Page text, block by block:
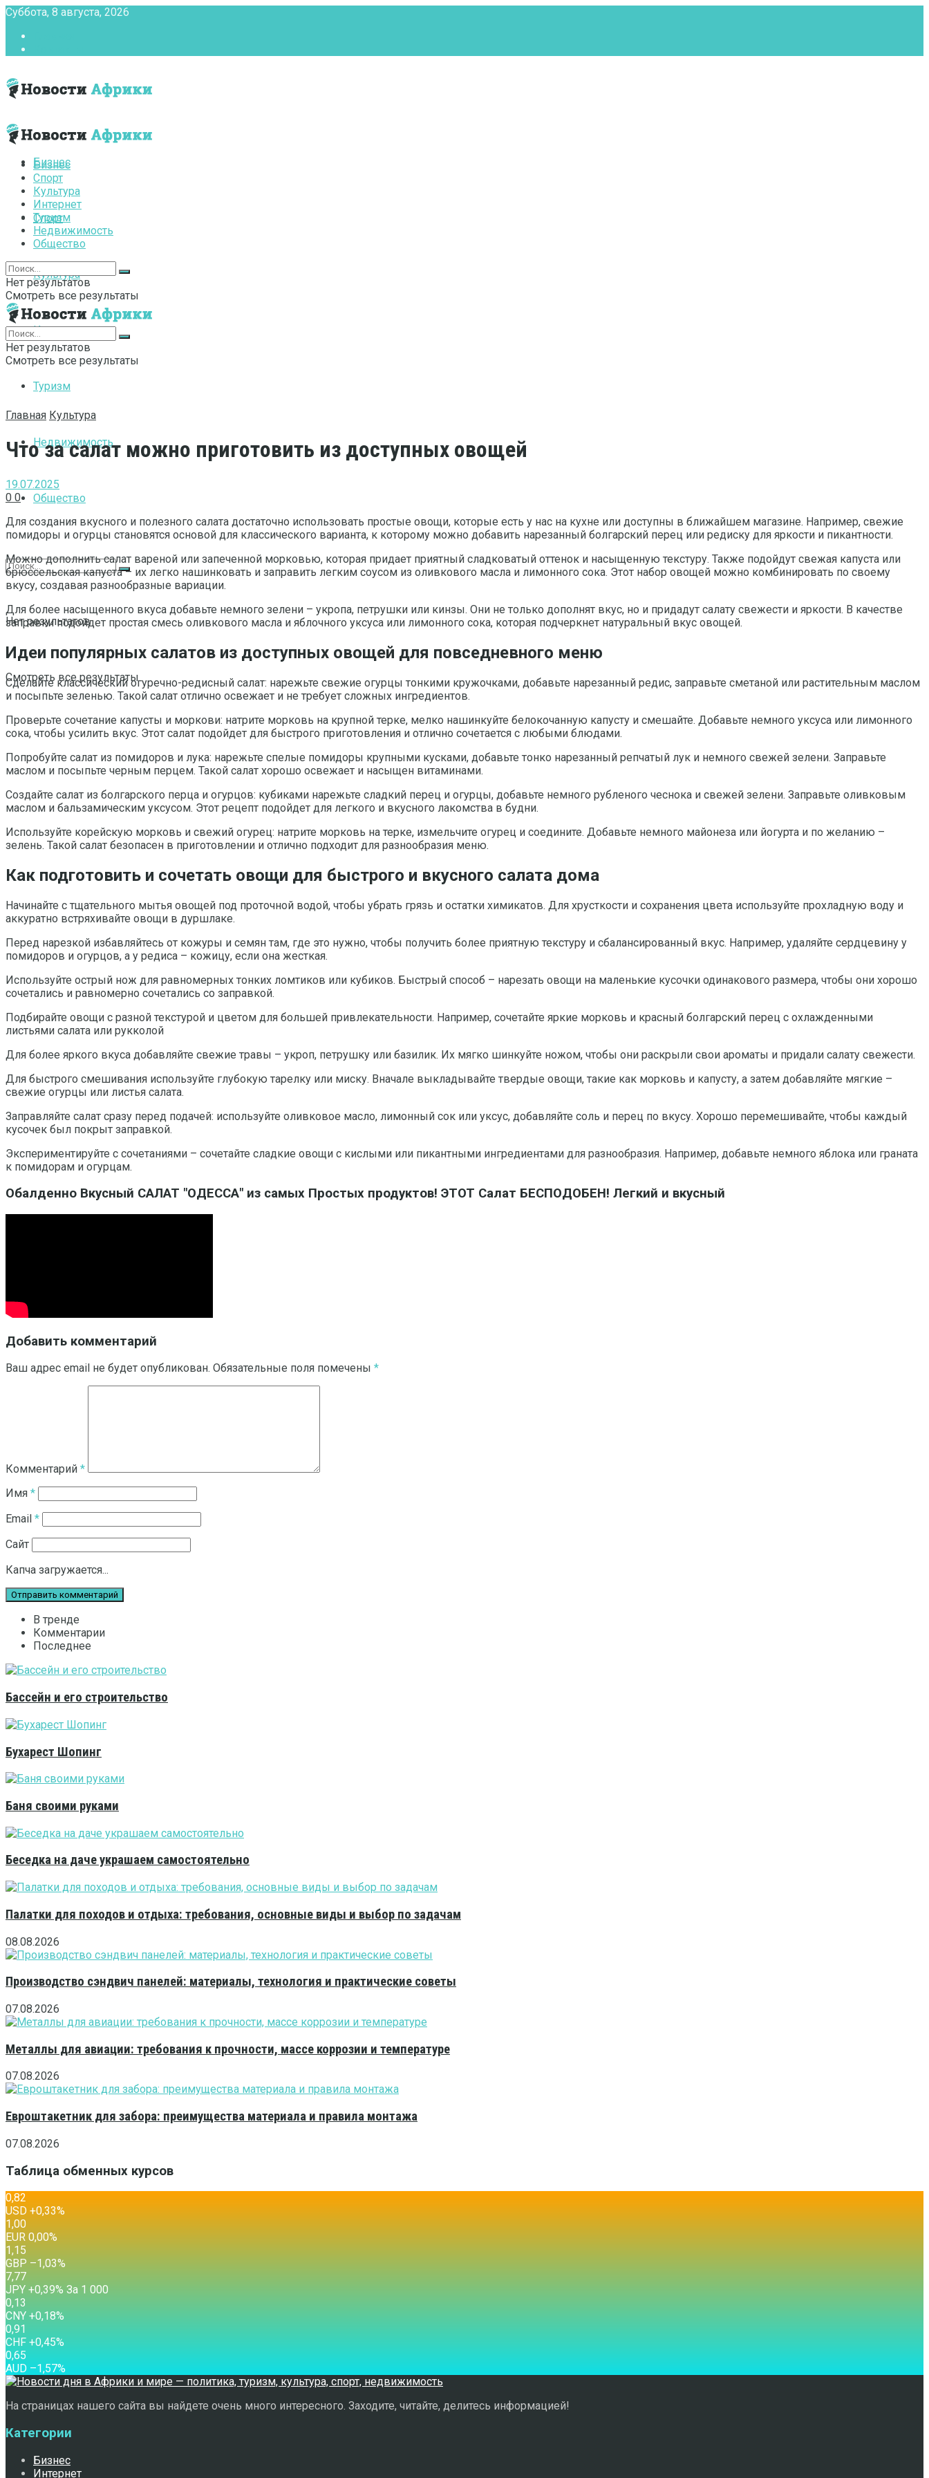
Суббота, 8 августа, 2026
Бизнес
Спорт
Культура
Интернет
Туризм
Недвижимость
Общество
Нет результатов
Смотреть все результаты
Бизнес
Спорт
Культура
Интернет
Туризм
Недвижимость
Общество
Нет результатов
Смотреть все результаты
Нет результатов
Смотреть все результаты
Главная Культура
Что за салат можно приготовить из доступных овощей
19.07.2025
0 0
Для создания вкусного и полезного салата достаточно использовать простые овощи, которые есть у нас на кухне или доступны в ближайшем магазине. Например, свежие
помидоры и огурцы становятся основой для классического варианта, к которому можно добавить нарезанный болгарский перец или редиску для яркости и пикантности.
Можно дополнить салат вареной или запеченной морковью, которая придает приятный сладковатый оттенок и насыщенную текстуру. Также подойдут свежая капуста или
брюссельская капуста – их легко нашинковать и заправить легким соусом из оливкового масла и лимонного сока. Этот набор овощей можно комбинировать по своему
вкусу, создавая разнообразные вариации.
Для более насыщенного вкуса добавьте немного зелени – укропа, петрушки или кинзы. Они не только дополнят вкус, но и придадут салату свежести и яркости. В качестве
заправки подойдет простая смесь оливкового масла и яблочного уксуса или лимонного сока, которая подчеркнет натуральный вкус овощей.
Идеи популярных салатов из доступных овощей для повседневного меню
Сделайте классический огуречно-редисный салат: нарежьте свежие огурцы тонкими кружочками, добавьте нарезанный редис, заправьте сметаной или растительным маслом
и посыпьте зеленью. Такой салат отлично освежает и не требует сложных ингредиентов.
Проверьте сочетание капусты и моркови: натрите морковь на крупной терке, мелко нашинкуйте белокочанную капусту и смешайте. Добавьте немного уксуса или лимонного
сока, чтобы усилить вкус. Этот салат подойдет для быстрого приготовления и отлично сочетается с любыми блюдами.
Попробуйте салат из помидоров и лука: нарежьте спелые помидоры крупными кусками, добавьте тонко нарезанный репчатый лук и немного свежей зелени. Заправьте
маслом и посыпьте черным перцем. Такой салат хорошо освежает и насыщен витаминами.
Создайте салат из болгарского перца и огурцов: кубиками нарежьте сладкий перец и огурцы, добавьте немного рубленого чеснока и свежей зелени. Заправьте оливковым
маслом и бальзамическим уксусом. Этот рецепт подойдет для легкого и вкусного лакомства в будни.
Используйте корейскую морковь и свежий огурец: натрите морковь на терке, измельчите огурец и соедините. Добавьте немного майонеза или йогурта и по желанию –
зелень. Такой салат безопасен в приготовлении и отлично подходит для разнообразия меню.
Как подготовить и сочетать овощи для быстрого и вкусного салата дома
Начинайте с тщательного мытья овощей под проточной водой, чтобы убрать грязь и остатки химикатов. Для хрусткости и сохранения цвета используйте прохладную воду и
аккуратно встряхивайте овощи в дуршлаке.
Перед нарезкой избавляйтесь от кожуры и семян там, где это нужно, чтобы получить более приятную текстуру и сбалансированный вкус. Например, удаляйте сердцевину у
помидоров и огурцов, а у редиса – кожицу, если она жесткая.
Используйте острый нож для равномерных тонких ломтиков или кубиков. Быстрый способ – нарезать овощи на маленькие кусочки одинакового размера, чтобы они хорошо
сочетались и равномерно сочетались со заправкой.
Подбирайте овощи с разной текстурой и цветом для большей привлекательности. Например, сочетайте яркие морковь и красный болгарский перец с охлажденными
листьями салата или рукколой
Для более яркого вкуса добавляйте свежие травы – укроп, петрушку или базилик. Их мягко шинкуйте ножом, чтобы они раскрыли свои ароматы и придали салату свежести.
Для быстрого смешивания используйте глубокую тарелку или миску. Вначале выкладывайте твердые овощи, такие как морковь и капусту, а затем добавляйте мягкие –
свежие огурцы или листья салата.
Заправляйте салат сразу перед подачей: используйте оливковое масло, лимонный сок или уксус, добавляйте соль и перец по вкусу. Хорошо перемешивайте, чтобы каждый
кусочек был покрыт заправкой.
Экспериментируйте с сочетаниями – сочетайте сладкие овощи с кислыми или пикантными ингредиентами для разнообразия. Например, добавьте немного яблока или граната
к помидорам и огурцам.
Обалденно Вкусный САЛАТ "ОДЕССА" из самых Простых продуктов! ЭТОТ Салат БЕСПОДОБЕН! Легкий и вкусный
Добавить комментарий
Ваш адрес email не будет опубликован. Обязательные поля помечены *
Комментарий *
Имя *
Email *
Сайт
Капча загружается...
В тренде
Комментарии
Последнее
Бассейн и его строительство
Бухарест Шопинг
Баня своими руками
Беседка на даче украшаем самостоятельно
Палатки для походов и отдыха: требования, основные виды и выбор по задачам
08.08.2026
Производство сэндвич панелей: материалы, технология и практические советы
07.08.2026
Металлы для авиации: требования к прочности, массе коррозии и температуре
07.08.2026
Евроштакетник для забора: преимущества материала и правила монтажа
07.08.2026
Таблица обменных курсов
0,82
USD +0,33%
1,00
EUR 0,00%
1,15
GBP –1,03%
7,77
JPY +0,39% За 1 000
0,13
CNY +0,18%
0,91
CHF +0,45%
0,65
AUD –1,57%
На страницах нашего сайта вы найдете очень много интересного. Заходите, читайте, делитесь информацией!
Категории
Бизнес
Интернет